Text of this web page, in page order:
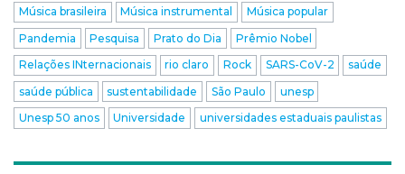
Música brasileira
Música instrumental
Música popular
Pandemia
Pesquisa Prato do Dia
Prêmio Nobel
Relações INternacionais
rio claro Rock SARS-CoV-2
saúde
saúde pública
sustentabilidade São Paulo
unesp
Unesp 50 anos
Universidade universidades estaduais paulistas